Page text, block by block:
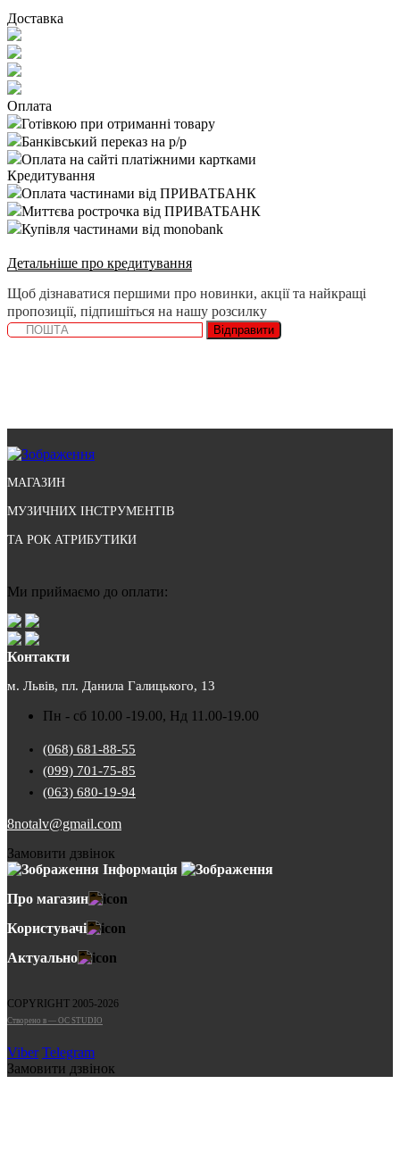
Доставка
Оплата
Готівкою при отриманні товару
Банківський переказ на р/р
Оплата на сайті платіжними картками
Кредитування
Оплата частинами від ПРИВАТБАНК
Миттєва рострочка від ПРИВАТБАНК
Купівля частинами від monobank
Детальніше про кредитування
Щоб дізнаватися першими про новинки, акції та найкращі
пропозиції, підпишіться на нашу розсилку
Відправити
МАГАЗИН
МУЗИЧНИХ ІНСТРУМЕНТІВ
ТА РОК АТРИБУТИКИ
Ми приймаємо до оплати:
Контакти
м. Львів, пл. Данила Галицького, 13
Пн - сб 10.00 -19.00, Нд 11.00-19.00
(068) 681-88-55
(099) 701-75-85
(063) 680-19-94
8notalv@gmail.com
Замовити дзвінок
Інформація
Про магазин
Користувачі
Актуально
COPYRIGHT 2005-2026
Cтворено в — OC STUDIO
Viber Telegram
Замовити дзвінок